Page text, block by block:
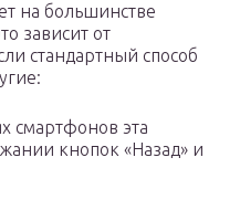
на большинстве
зависит от
стандартный способ
смартфонов эта
кнопок «Назад» и